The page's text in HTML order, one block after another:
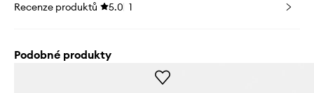
Recenze produktů 5.0 1
Podobné produkty